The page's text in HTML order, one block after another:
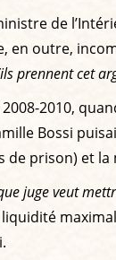
de
en outre,
prennent cet
2010,
Bossi
de prison) et
juge veut